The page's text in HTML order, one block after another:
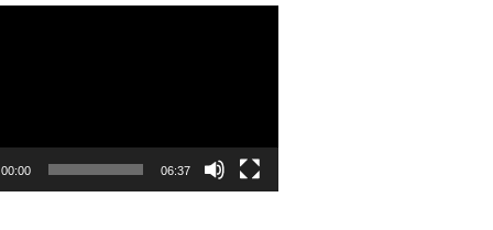
00:00 06:37